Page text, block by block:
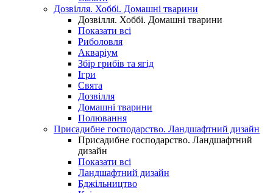
Дозвілля. Хоббі. Домашні тварини
Дозвілля. Хоббі. Домашні тварини
Показати всі
Риболовля
Акваріум
Збір грибів та ягід
Ігри
Свята
Дозвілля
Домашні тварини
Полювання
Присадибне господарство. Ландшафтний дизайн
Присадибне господарство. Ландшафтний
дизайн
Показати всі
Ландшафтний дизайн
Бджільництво